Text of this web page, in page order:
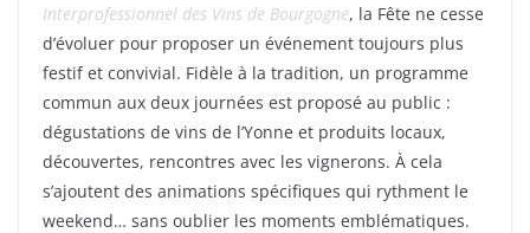
Interprofessionnel des Vins de Bourgogne, la Fête ne cesse
d’évoluer pour proposer un événement toujours plus
festif et convivial. Fidèle à la tradition, un programme
commun aux deux journées est proposé au public :
dégustations de vins de l’Yonne et produits locaux,
découvertes, rencontres avec les vignerons. À cela
s’ajoutent des animations spécifiques qui rythment le
weekend… sans oublier les moments emblématiques.